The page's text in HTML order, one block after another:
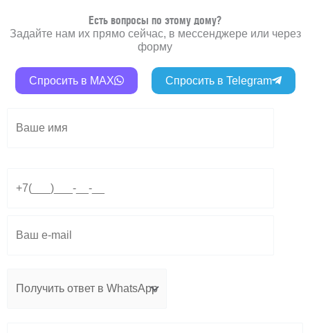
Есть вопросы по этому дому?
Задайте нам их прямо сейчас, в мессенджере или через
форму
Спросить в MAX Спросить в Telegram